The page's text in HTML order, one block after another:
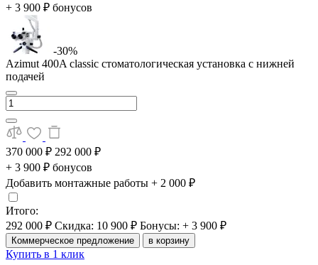
+ 3 900 ₽ бонусов
-30%
Azimut 400A classic стоматологическая установка с нижней
подачей
370 000 ₽ 292 000 ₽
+ 3 900 ₽ бонусов
Добавить монтажные работы + 2 000 ₽
Итого:
292 000 ₽ Скидка: 10 900 ₽ Бонусы: + 3 900 ₽
Коммерческое предложение в корзину
Купить в 1 клик